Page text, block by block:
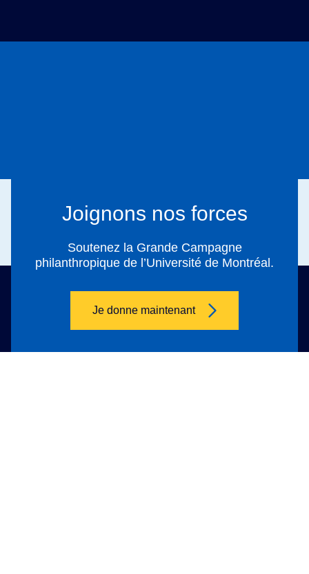
Joignons nos forces
Soutenez la Grande Campagne
philanthropique de l’Université de Montréal.
Je donne maintenant